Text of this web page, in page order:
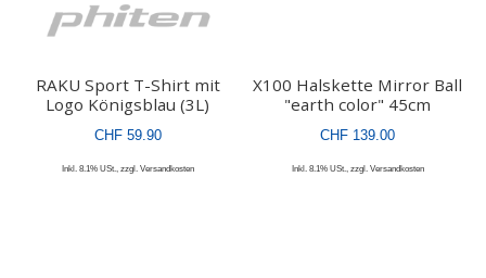
RAKU Sport T-Shirt mit
Logo Königsblau (3L)
CHF 59.90
Inkl. 8.1% USt., zzgl. Versandkosten
X100 Halskette Mirror Ball
"earth color" 45cm
CHF 139.00
Inkl. 8.1% USt., zzgl. Versandkosten